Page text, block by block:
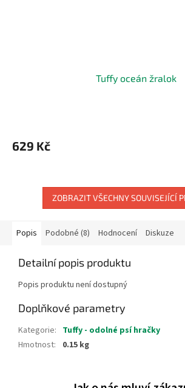
Tuffy oceán žralok
629 Kč
ZOBRAZIT VŠECHNY SOUVISEJÍCÍ
Popis Podobné (8) Hodnocení Diskuze
Detailní popis produktu
Popis produktu není dostupný
Doplňkové parametry
Kategorie: Tuffy - odolné psí hračky
Hmotnost: 0.15 kg